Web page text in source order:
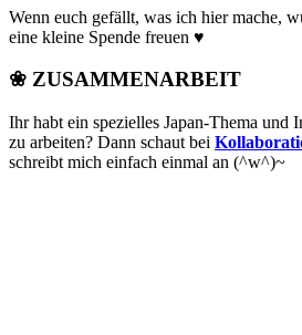
Wenn euch gefällt, was ich hier mache,
eine kleine Spende freuen ♥
❀ ZUSAMMENARBEIT
Ihr habt ein spezielles Japan-Thema und
zu arbeiten? Dann schaut bei
schreibt mich einfach einmal an (^w^)~